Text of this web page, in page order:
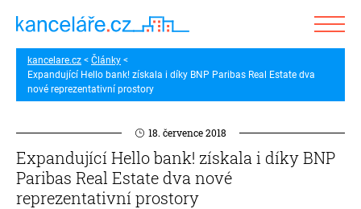
kancelare.cz
Články
Expandující Hello bank! získala i díky BNP Paribas Real Estate dva
nové reprezentativní prostory
18. července 2018
Expandující Hello bank! získala i díky BNP
Paribas Real Estate dva nové
reprezentativní prostory